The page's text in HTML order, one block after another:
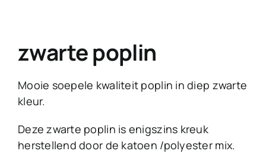
zwarte poplin
Mooie soepele kwaliteit poplin in diep zwarte
kleur.
Deze zwarte poplin is enigszins kreuk
herstellend door de katoen /polyester mix.